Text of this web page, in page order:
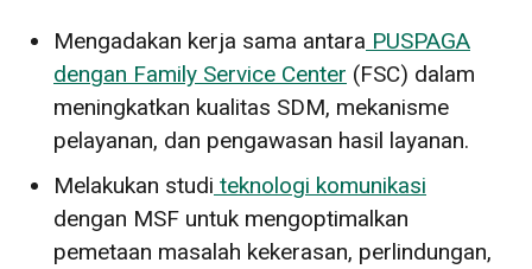
Mengadakan kerja sama antara PUSPAGA
dengan Family Service Center (FSC) dalam
meningkatkan kualitas SDM, mekanisme
pelayanan, dan pengawasan hasil layanan.
Melakukan studi teknologi komunikasi
dengan MSF untuk mengoptimalkan
pemetaan masalah kekerasan, perlindungan,